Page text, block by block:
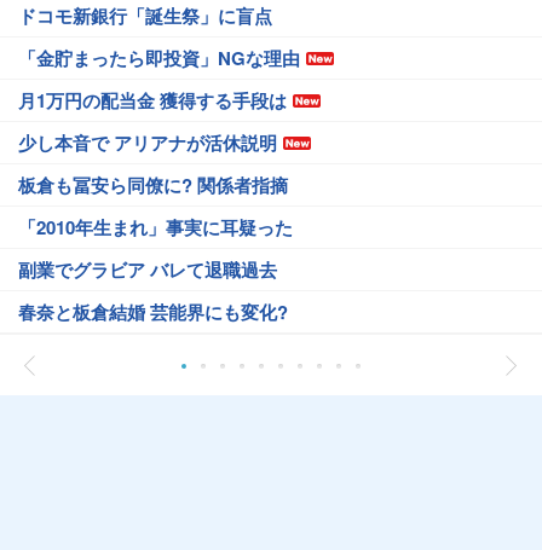
ドコモ新銀行「誕生祭」に盲点
「金貯まったら即投資」NGな理由
月1万円の配当金 獲得する手段は
少し本音で アリアナが活休説明
板倉も冨安ら同僚に? 関係者指摘
「2010年生まれ」事実に耳疑った
副業でグラビア バレて退職過去
春奈と板倉結婚 芸能界にも変化?